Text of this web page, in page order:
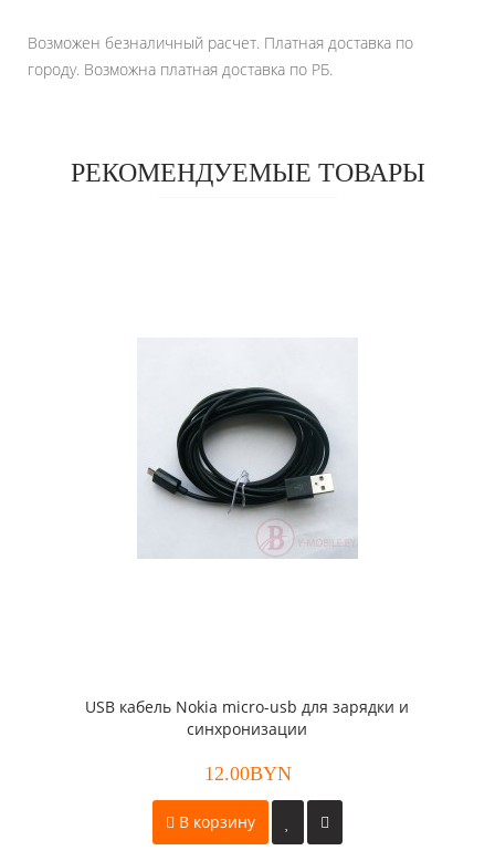
Возможен безналичный расчет. Платная доставка по
городу. Возможна платная доставка по РБ.
РЕКОМЕНДУЕМЫЕ ТОВАРЫ
USB кабель Nokia micro-usb для зарядки и
синхронизации
12.00BYN
В корзину